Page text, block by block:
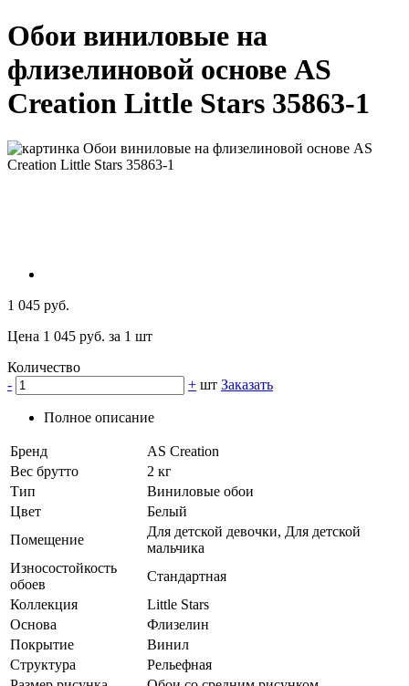
Обои виниловые на
флизелиновой основе AS
Creation Little Stars 35863-1
1 045 руб.
Цена 1 045 руб. за 1 шт
Количество
-
+ шт Заказать
Полное описание
Бренд
AS Creation
Вес брутто
2 кг
Тип
Виниловые обои
Цвет
Белый
Помещение
Для детской девочки, Для детской
мальчика
Износостойкость
обоев
Стандартная
Коллекция
Little Stars
Основа
Флизелин
Покрытие
Винил
Структура
Рельефная